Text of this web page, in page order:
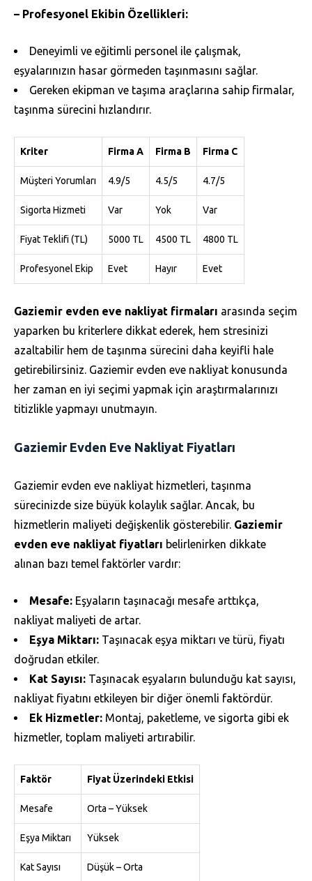
– Profesyonel Ekibin Özellikleri:
Deneyimli ve eğitimli personel ile çalışmak,
eşyalarınızın hasar görmeden taşınmasını sağlar.
Gereken ekipman ve taşıma araçlarına sahip firmalar,
taşınma sürecini hızlandırır.
Kriter Firma A Firma B Firma C
Müşteri Yorumları 4.9/5 4.5/5 4.7/5
Sigorta Hizmeti Var Yok Var
Fiyat Teklifi (TL) 5000 TL 4500 TL 4800 TL
Profesyonel Ekip Evet Hayır Evet
Gaziemir evden eve nakliyat firmaları arasında seçim
yaparken bu kriterlere dikkat ederek, hem stresinizi
azaltabilir hem de taşınma sürecini daha keyifli hale
getirebilirsiniz. Gaziemir evden eve nakliyat konusunda
her zaman en iyi seçimi yapmak için araştırmalarınızı
titizlikle yapmayı unutmayın.
Gaziemir Evden Eve Nakliyat Fiyatları
Gaziemir evden eve nakliyat hizmetleri, taşınma
sürecinizde size büyük kolaylık sağlar. Ancak, bu
hizmetlerin maliyeti değişkenlik gösterebilir. Gaziemir
evden eve nakliyat fiyatları belirlenirken dikkate
alınan bazı temel faktörler vardır:
Mesafe: Eşyaların taşınacağı mesafe arttıkça,
nakliyat maliyeti de artar.
Eşya Miktarı: Taşınacak eşya miktarı ve türü, fiyatı
doğrudan etkiler.
Kat Sayısı: Taşınacak eşyaların bulunduğu kat sayısı,
nakliyat fiyatını etkileyen bir diğer önemli faktördür.
Ek Hizmetler: Montaj, paketleme, ve sigorta gibi ek
hizmetler, toplam maliyeti artırabilir.
Faktör Fiyat Üzerindeki Etkisi
Mesafe Orta – Yüksek
Eşya Miktarı Yüksek
Kat Sayısı Düşük – Orta